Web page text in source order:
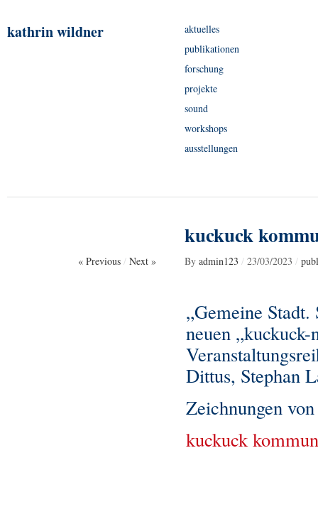
kathrin wildner
aktuelles
publikationen
forschung
projekte
sound
workshops
ausstellungen
kuckuck
« Previous / Next » By admin123 / 23/03/2023 /
„Gemeine
neuen
Dittus, Stephan
Zeichnungen
kuckuck